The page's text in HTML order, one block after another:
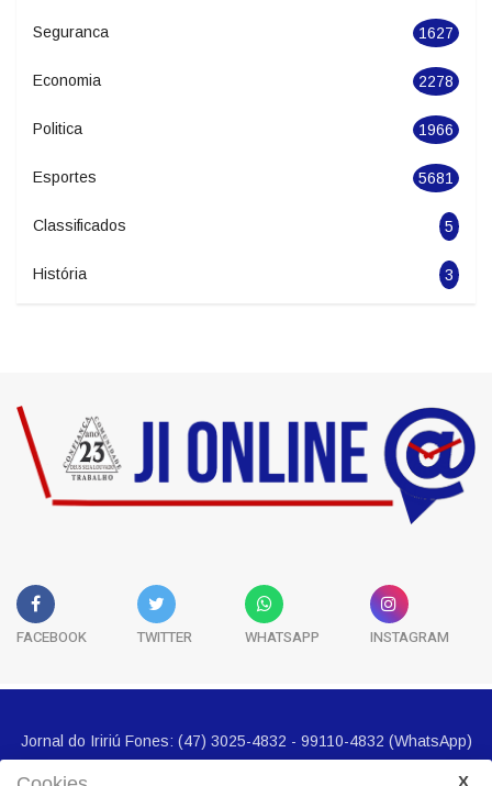
Noticias 20396
Geral 2846
Seguranca 1627
Economia 2278
Politica 1966
Esportes 5681
FACEBOOK TWITTER WHATSAPP INSTAGRAM